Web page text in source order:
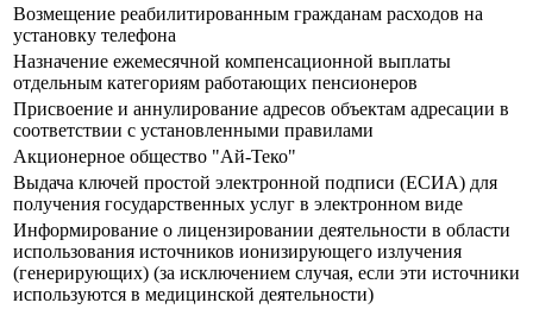
Возмещение реабилитированным гражданам расходов на
установку телефона
Назначение ежемесячной компенсационной выплаты
отдельным категориям работающих пенсионеров
Присвоение и аннулирование адресов объектам адресации в
соответствии с установленными правилами
Акционерное общество "Ай-Теко"
Выдача ключей простой электронной подписи (ЕСИА) для
получения государственных услуг в электронном виде
Информирование о лицензировании деятельности в области
использования источников ионизирующего излучения
(генерирующих) (за исключением случая, если эти источники
используются в медицинской деятельности)